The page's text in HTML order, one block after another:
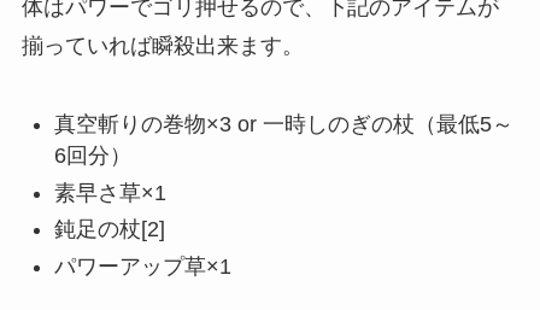
体はパワーでゴリ押せるので、下記のアイテムが
揃っていれば瞬殺出来ます。
真空斬りの巻物×3 or 一時しのぎの杖（最低5～
6回分）
素早さ草×1
鈍足の杖[2]
パワーアップ草×1